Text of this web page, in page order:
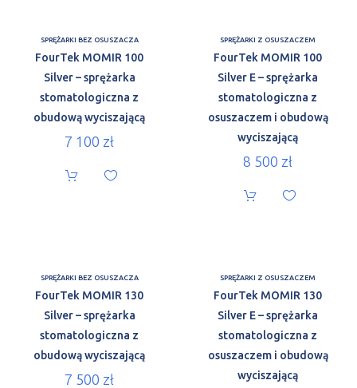
SPRĘŻARKI BEZ OSUSZACZA
FourTek MOMIR 100
Silver – sprężarka
stomatologiczna z
obudową wyciszającą
7 100 zł
SPRĘŻARKI Z OSUSZACZEM
FourTek MOMIR 100
Silver E – sprężarka
stomatologiczna z
osuszaczem i obudową
wyciszającą
8 500 zł
SPRĘŻARKI BEZ OSUSZACZA
FourTek MOMIR 130
Silver – sprężarka
stomatologiczna z
obudową wyciszającą
7 500 zł
SPRĘŻARKI Z OSUSZACZEM
FourTek MOMIR 130
Silver E – sprężarka
stomatologiczna z
osuszaczem i obudową
wyciszającą